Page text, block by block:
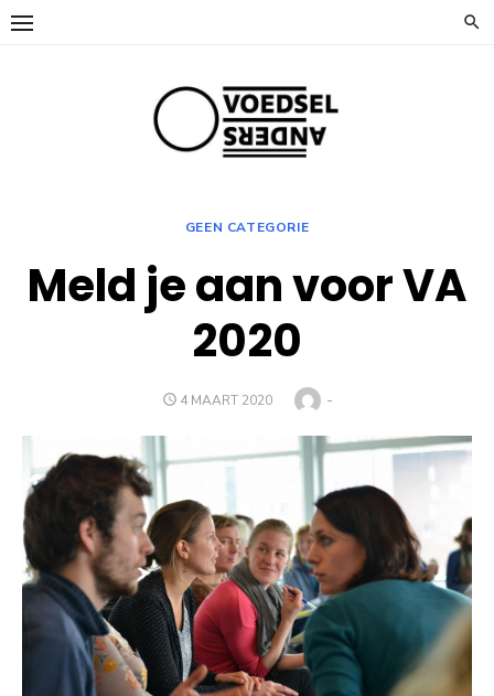
Ga
naar
GEEN CATEGORIE
Meld je aan voor VA
2020
GEPLAATST
4 MAART 2020 Auteur
-